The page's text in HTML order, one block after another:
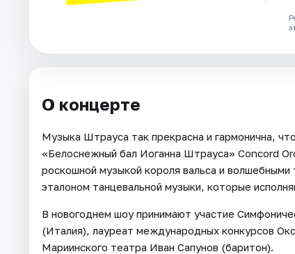
О концерте
Музыка Штрауса так прекрасна и гармонична,
«Белоснежный бал Иоганна Штрауса» Concord
роскошной музыкой короля вальса и
эталоном танцевальной музыки, которые
В новогоднем шоу принимают участие
(Италия), лауреат международных конкурсов
Мариинского театра Иван Сапунов (баритон).